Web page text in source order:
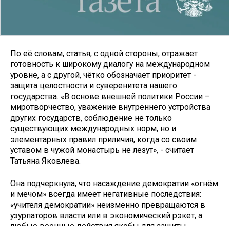
По её словам, статья, с одной стороны, отражает
готовность к широкому диалогу на международном
уровне, а с другой, чётко обозначает приоритет -
защита целостности и суверенитета нашего
государства. «В основе внешней политики России –
миротворчество, уважение внутреннего устройства
других государств, соблюдение не только
существующих международных норм, но и
элементарных правил приличия, когда со своим
уставом в чужой монастырь не лезут», - считает
Татьяна Яковлева.
Она подчеркнула, что насаждение демократии «огнём
и мечом» всегда имеет негативные последствия:
«учителя демократии» неизменно превращаются в
узурпаторов власти или в экономический рэкет, а